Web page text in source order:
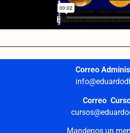
Correo
Correo
Mandenos un